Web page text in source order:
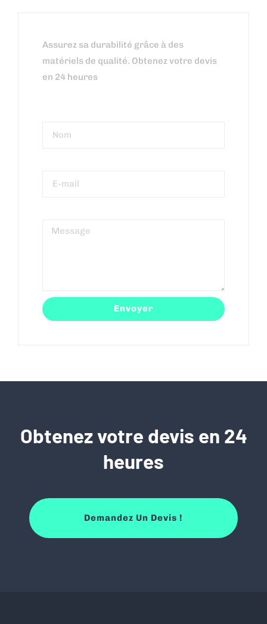
Assurez sa durabilité grâce à des
matériels de qualité. Obtenez votre devis
en 24 heures
Envoyer
Obtenez votre devis en 24
heures
Demandez Un Devis !